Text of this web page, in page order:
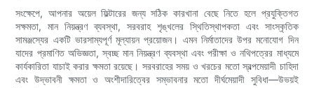
সংক্ষেপে, আপনার অয়েল ফিল্টারের জন্য সঠিক কারখানা বেছে নিতে হলে প্রযুক্তিগত
সক্ষমতা, মান নিয়ন্ত্রণ ব্যবস্থা, সরবরাহ শৃঙ্খলের স্থিতিস্থাপকতা এবং সাংস্কৃতিক
সামঞ্জস্যের একটি ভারসাম্যপূর্ণ মূল্যায়ন প্রয়োজন। এমন নির্মাতাদের উপর মনোযোগ দিন
যাদের প্রমাণিত অভিজ্ঞতা, স্বচ্ছ মান নিয়ন্ত্রণ ব্যবস্থা এবং পরীক্ষা ও নথিপত্রের মাধ্যমে
কার্যকারিতা যাচাই করার ক্ষমতা রয়েছে। সরবরাহের সময় ও খরচের মতো স্বল্পমেয়াদী চাহিদা
এবং উদ্ভাবনী ক্ষমতা ও অংশীদারিত্বের সম্ভাবনার মতো দীর্ঘমেয়াদী সুবিধা—উভয়ই